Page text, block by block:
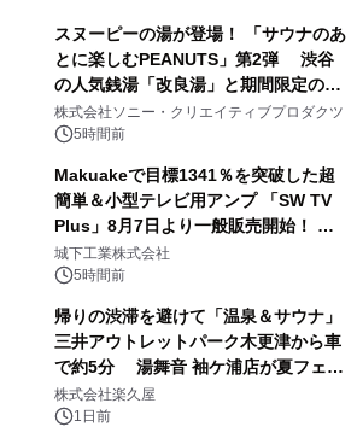
スヌーピーの湯が登場！ 「サウナのあ
とに楽しむPEANUTS」第2弾 渋谷
の人気銭湯「改良湯」と期間限定のコ
ラボレーション サウナイキタイコラ
ボグッズも発売決定！
株式会社ソニー・クリエイティブプロダクツ
5時間前
Makuakeで目標1341％を突破した超
簡単＆小型テレビ用アンプ 「SW TV
Plus」8月7日より一般販売開始！ ケ
ーブル1本つなぐだけ、テレビの音が
ぐっと豊かに
城下工業株式会社
5時間前
帰りの渋滞を避けて「温泉＆サウナ」
三井アウトレットパーク木更津から車
で約5分 湯舞音 袖ケ浦店が夏フェア
メニューを提供
株式会社楽久屋
1日前